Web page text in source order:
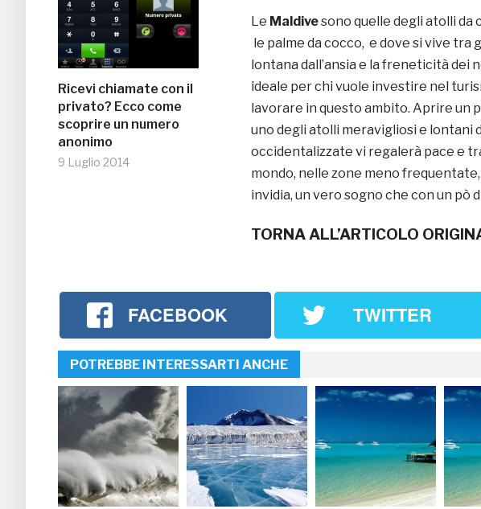
Ricevi chiamate con il
privato? Ecco come
scoprire un numero
anonimo
9 Luglio 2014
Le Maldivesono quelle degli atolli da
le palme da cocco, e dove si vive
lontana dall’ansia e la freneticità dei
ideale per chi vuole investire nel
lavorare in questo ambito. Aprire un
uno degli atolli meravigliosi e lontani
occidentalizzate vi regalerà pace e
mondo, nelle zone meno
invidia, un vero sogno che con un pò
TORNA ALL’ARTICOLO
FACEBOOK TWITTER
POTREBBE INTERESSARTI ANCHE